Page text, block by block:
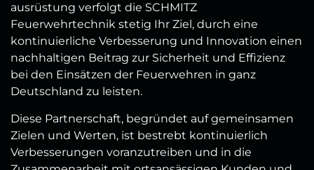
ausrüstung verfolgt die SCHMITZ
Feuerwehrtechnik stetig Ihr Ziel, durch eine
kontinuierliche Verbesserung und Innovation einen
nachhaltigen Beitrag zur Sicherheit und Effizienz
bei den Einsätzen der Feuerwehren in ganz
Deutschland zu leisten.
Diese Partnerschaft, begründet auf gemeinsamen
Zielen und Werten, ist bestrebt kontinuierlich
Verbesserungen voranzutreiben und in die